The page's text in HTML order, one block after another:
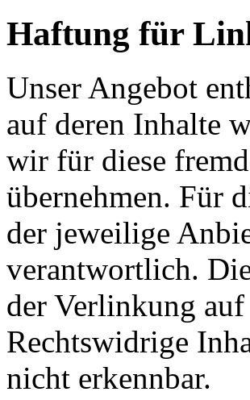
Haftung für
Unser Angebot
auf deren Inhalte
wir für diese
übernehmen. Für
der jeweilige
verantwortlich.
der Verlinkung
Rechtswidrige
nicht erkennbar.